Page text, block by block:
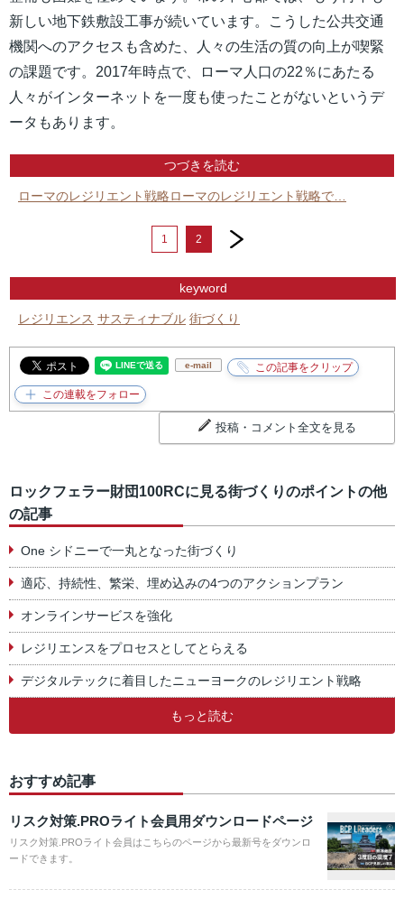
新しい地下鉄敷設工事が続いています。こうした公共交通
機関へのアクセスも含めた、人々の生活の質の向上が喫緊
の課題です。2017年時点で、ローマ人口の22％にあたる
人々がインターネットを一度も使ったことがないというデ
ータもあります。
つづきを読む
ローマのレジリエント戦略ローマのレジリエント戦略で…
1 2
next
keyword
レジリエンス サスティナブル 街づくり
e-mail
投稿・コメント全文を見る
ロックフェラー財団100RCに見る街づくりのポイントの他
の記事
One シドニーで一丸となった街づくり
適応、持続性、繁栄、埋め込みの4つのアクションプラン
オンラインサービスを強化
レジリエンスをプロセスとしてとらえる
デジタルテックに着目したニューヨークのレジリエント戦略
もっと読む
おすすめ記事
リスク対策.PROライト会員用ダウンロードページ
リスク対策.PROライト会員はこちらのページから最新号をダウンロ
ードできます。